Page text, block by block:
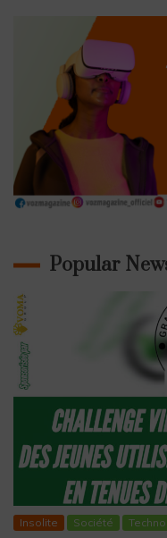
Popular
Insolite Société